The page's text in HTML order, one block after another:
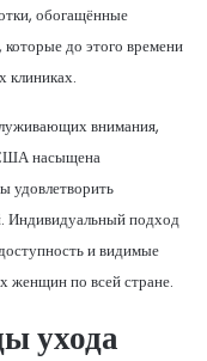
обогащённые
до этого времени
клиниках.
внимания,
насыщена
удовлетворить
Индивидуальный подход
и видимые
женщин по всей стране.
ухода